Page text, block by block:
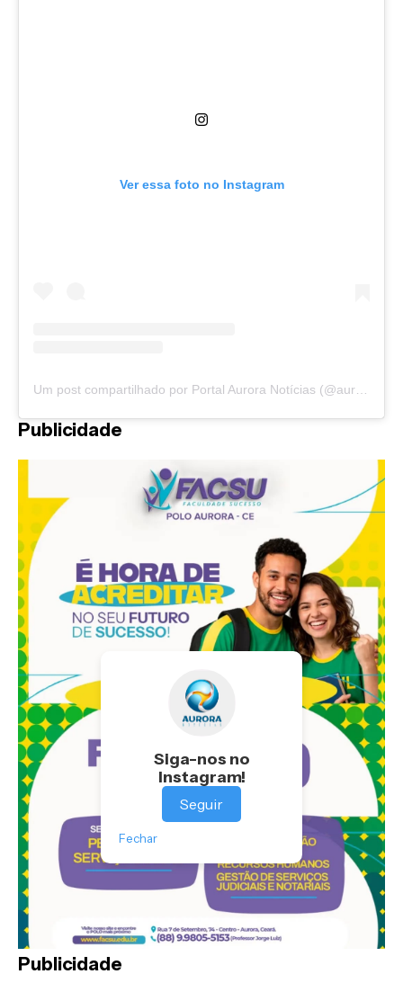
Siga-nos no
Instagram!
Seguir
Fechar
Ver essa foto no Instagram
Publicidade
Publicidade